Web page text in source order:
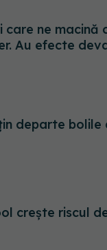
ne macină
Au efecte
departe bolile
crește riscul